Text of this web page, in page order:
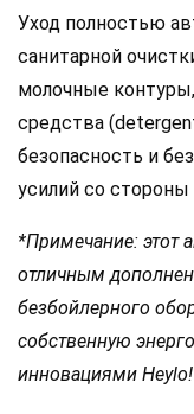
Уход полностью
санитарной
молочные
средства
безопасность и
усилий со стороны
*Примечание: этот
отличным
безбойлерного
собственную
инновациями Heylo!